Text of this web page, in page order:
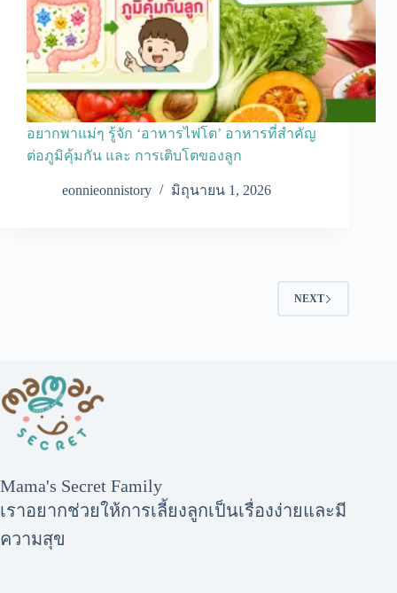
อยากพาแม่ๆ รู้จัก ‘อาหารไฟโต’ อาหารที่สำคัญ
ต่อภูมิคุ้มกัน และ การเติบโตของลูก
eonnieonnistory มิถุนายน 1, 2026
NEXT
Mama's Secret Family
เราอยากช่วยให้การเลี้ยงลูกเป็นเรื่องง่ายและมี
ความสุข